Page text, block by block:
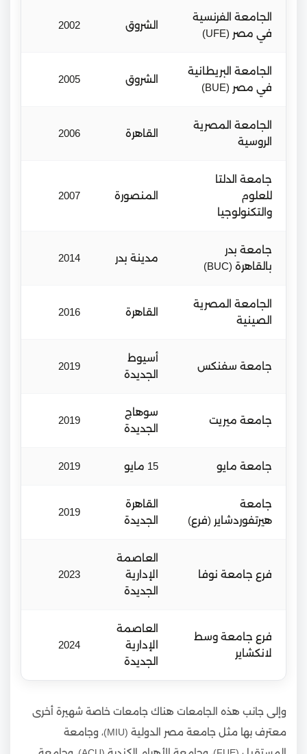
الجامعة الفرنسية
في مصر (UFE)
الشروق 2002
الجامعة البريطانية
في مصر (BUE)
الشروق 2005
الجامعة المصرية
الروسية
القاهرة 2006
جامعة الدلتا
للعلوم
والتكنولوجيا
المنصورة 2007
جامعة بدر
بالقاهرة (BUC)
مدينة بدر 2014
الجامعة المصرية
الصينية
القاهرة 2016
جامعة سفنكس
أسيوط
الجديدة
2019
جامعة ميريت
سوهاج
الجديدة
2019
جامعة مايو 15 مايو 2019
جامعة
هيرتفوردشاير (فرع)
القاهرة
الجديدة
2019
فرع جامعة نوفا
العاصمة
الإدارية
الجديدة
2023
فرع جامعة وسط
لانكشاير
العاصمة
الإدارية
الجديدة
2024
وإلى جانب هذه الجامعات هناك جامعات خاصة شهيرة أخرى
معترف بها مثل جامعة مصر الدولية (MIU)، وجامعة